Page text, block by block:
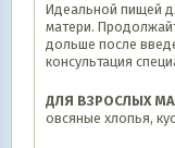
Идеальной пищей
матери.
дольше после
консультация
ДЛЯ ВЗРОСЛЫХ
овсяные хлопья,